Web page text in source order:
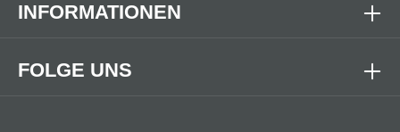
FOLGE UNS
INFORMATIONEN